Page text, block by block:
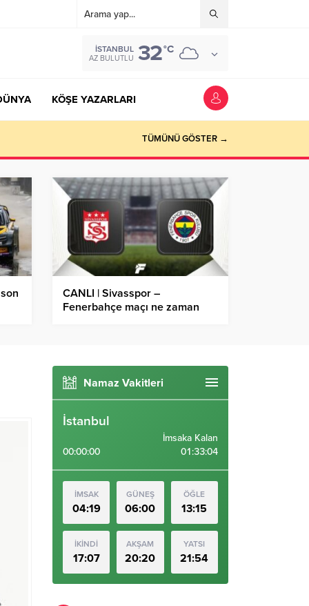
İSTANBUL
AZ BULUTLU 32°C
KÖŞE YAZARLARI
TÜMÜNÜ GÖSTER →
CANLI | Sivasspor –
Fenerbahçe maçı ne zaman
Namaz Vakitleri
İstanbul
00:00:00
İmsaka Kalan
01:33:03
İMSAK
04:19
GÜNEŞ
06:00
ÖĞLE
13:15
İKİNDİ
17:07
AKŞAM
20:20
YATSI
21:54